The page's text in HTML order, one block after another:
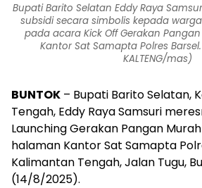
Bupati Barito Selatan Eddy Raya
subsidi secara simbolis kepada
pada acara Kick Off Gerakan
Kantor Sat Samapta Polres Barsel.
KALTENG/mas)
BUNTOK – Bupati Barito Selatan,
Tengah, Eddy Raya Samsuri
Launching Gerakan Pangan
halaman Kantor Sat Samapta
Kalimantan Tengah, Jalan Tugu,
(14/8/2025).